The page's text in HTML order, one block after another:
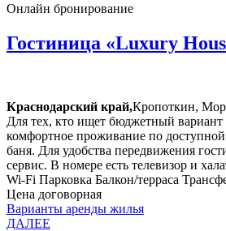
Онлайн бронирование
Гостиница «Luxury
Краснодарский край,Кропоткин,
Для тех, кто ищет бюджетный
комфортное проживание по
баня. Для удобства передвижения
сервис. В номере есть телевизор и
Wi-Fi Парковка Балкон/терраса
Цена договорная
Варианты аренды жилья
ДАЛЕЕ